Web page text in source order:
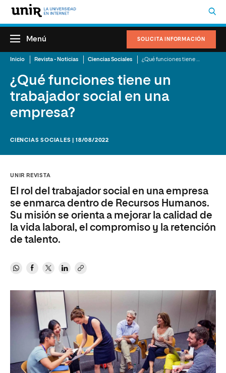
SOLICITA INFORMACIÓN
Menú
Inicio Revista - Noticias Ciencias Sociales
¿Qué funciones tiene un
trabajador social en una
empresa?
CIENCIAS SOCIALES | 18/08/2022
UNIR REVISTA
El rol del trabajador social en una empresa
se enmarca dentro de Recursos Humanos.
Su misión se orienta a mejorar la calidad de
la vida laboral, el compromiso y la retención
de talento.